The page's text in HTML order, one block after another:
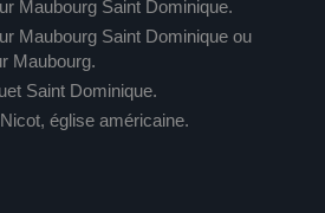
Maubourg Saint Dominique.
Maubourg Saint Dominique ou
Maubourg.
Saint Dominique.
église américaine.